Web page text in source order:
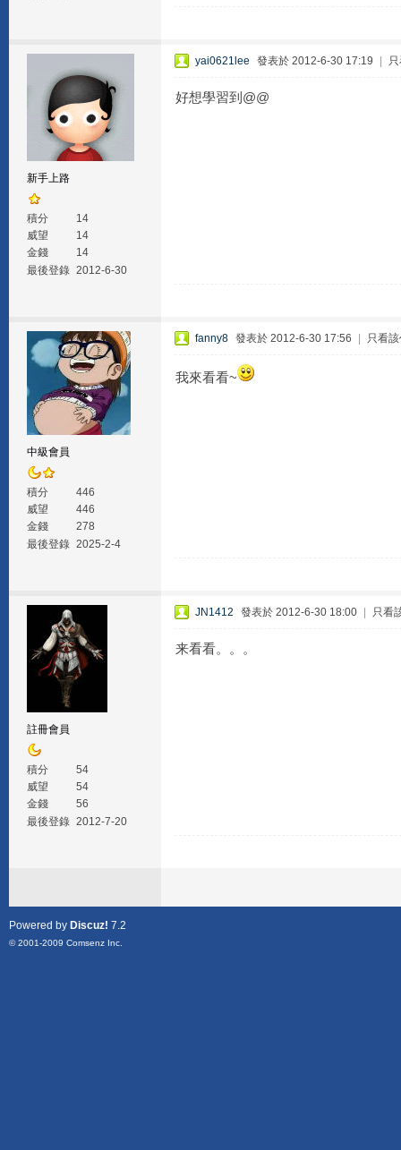
新手上路
積分
14
威望
14
金錢
14
最後登錄 2012-6-30
yai0621lee 發表於 2012-6-30 17:19
好想學習到@@
中級會員
積分
446
威望
446
金錢
278
最後登錄 2025-2-4
fanny8 發表於 2012-6-30 17:56 只看
我來看看~
註冊會員
積分
54
威望
54
金錢
56
最後登錄 2012-7-20
JN1412 發表於 2012-6-30 18:00 只看
来看看。。。
Powered by Discuz! 7.2
© 2001-2009 Comsenz Inc.